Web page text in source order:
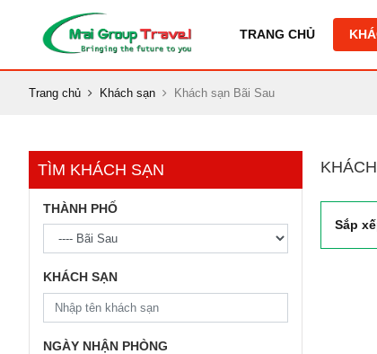
TRANG CHỦ
Trang chủ Khách sạn Khách sạn Bãi Sau
Sắp
TÌM KHÁCH SẠN
THÀNH PHỐ
KHÁCH SẠN
NGÀY NHẬN PHÒNG